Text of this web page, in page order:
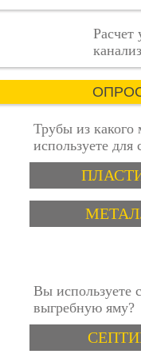
пошаговаяРасчет
Трубы из какого
используете для
Варианты
Вы используете
выгребную яму?
Варианты